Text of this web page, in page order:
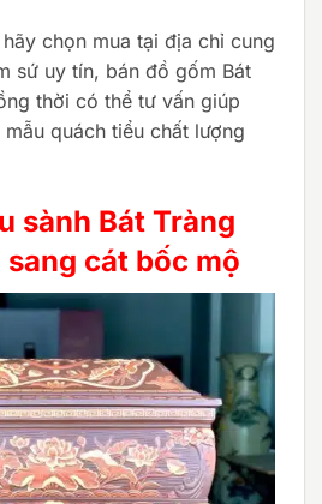
chọn mua tại địa chỉ cung
sứ uy tín, bán đồ gốm Bát
thời có thể tư vấn giúp
quách tiểu chất lượng
sành Bát Tràng
cát bốc mộ